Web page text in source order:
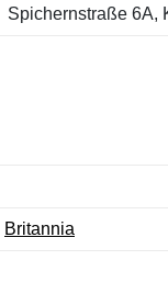
Spichernstraße 6A,
Britannia